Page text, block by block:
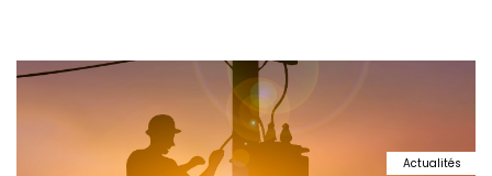
Actualités